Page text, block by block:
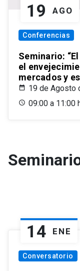
19 AGO
Conferencias
Seminario:
el
mercados y
19 de Agosto
09:00 a 11:00
14 ENE
Conversatorio